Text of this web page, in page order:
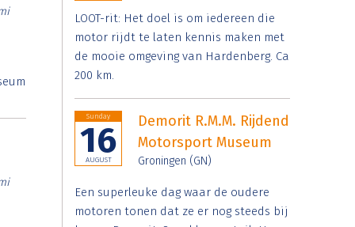
LOOT-rit: Het doel is om iedereen die
motor rijdt te laten kennis maken met
de mooie omgeving van Hardenberg. Ca
200 km.
Sunday
16
AUGUST
Demorit R.M.M. Rijdend
Motorsport Museum
Groningen (GN)
Een superleuke dag waar de oudere
motoren tonen dat ze er nog steeds bij